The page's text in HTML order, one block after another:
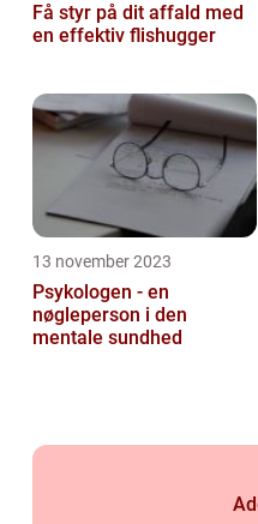
Få styr på dit affald med
en effektiv flishugger
13 november 2023
Psykologen - en
nøgleperson i den
mentale sundhed